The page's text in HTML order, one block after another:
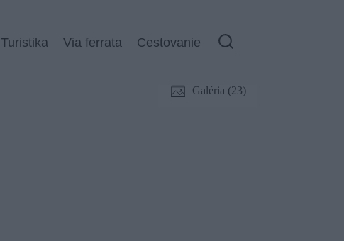
Turistika Via ferrata Cestovanie
Galéria (23)